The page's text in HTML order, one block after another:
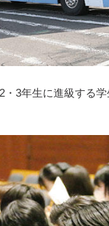
・3年生に進級する